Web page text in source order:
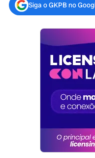
Siga o GKPB no